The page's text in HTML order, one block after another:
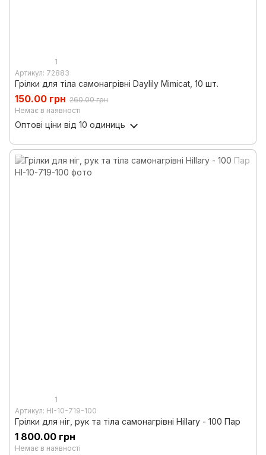
1
Артикул: 72883
Грілки для тіла самонагрівні Daylily Mimicat, 10 шт.
150.00 грн 260.00 грн
Немає в наявності
Оптові ціни від 10 одиниць
1
Артикул: HI-10-719-100
Грілки для ніг, рук та тіла самонагрівні Hillary - 100 Пар
1 800.00 грн
Немає в наявності